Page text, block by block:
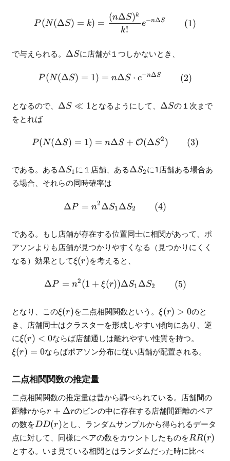
\begin{align} P(N(\Delta
P (N(ΔS) = k) =
k!
(nΔS)k
e−nΔS
で与えられる。 \Delta
ΔSに店舗が１つしかないとき、
\begin{align} P(N(\Delta
P (N(ΔS) = 1) = nΔS ⋅ e−nΔS
となるので、
\Delta
ΔS ≪ 1となるようにして、
\Delta
ΔSの１次まで
をとれば
\begin{align} P(N(\Delta
P (N(ΔS) = 1) = nΔS + O(ΔS2 )
である。ある \Delta
S_1
ΔS1 に１店舗、ある \Delta
ΔS2 に1店舗ある場合あ
る場合、それらの同時確率は
\begin{align} \Delta P =
ΔP = n2 ΔS1 ΔS2
である。もし店舗が存在する位置同士に相関があって、ポ
アソンよりも店舗が見つかりやすくなる（見つかりにくく
なる）効果として\xi(r)
ξ(r)を考えると、
\begin{align} \Delta P =
ΔP = n2 (1 + ξ(r))ΔS1 ΔS2
となり、この\xi(r)
ξ(r)を二点相関関数という。 \xi(r)
> 0
ξ(r) > 0のと
き、店舗同士はクラスターを形成しやすい傾向にあり、逆
に\xi(r)
< 0
ξ(r) < 0ならば店舗通しは離れやすい性質を持つ。
ξ(r) = 0ならばポアソン分布に従い店舗が配置される。
二点相関関数の推定量
二点相関関数の推定量は昔から調べられている。店舗間の
距離r
rからr +
\Delta
r + Δrのビンの中に存在する店舗間距離のペア
の数を DD(r)
DD(r)とし、ランダムサンプルから得られるデータ
点に対して、同様にペアの数をカウントしたものを RR(r)
RR(r)
とする。いま見ている相関とはランダムだった時に比べ